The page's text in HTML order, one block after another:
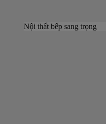
Nội thất bếp sang trọng